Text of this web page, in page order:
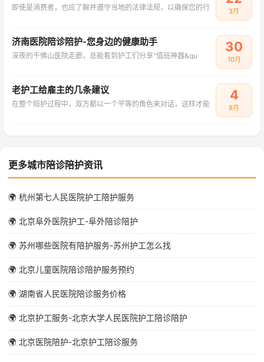
即使是消费者，也应了解并遵守当地的法律法规，以确保您的行 3月
济南医院陪诊陪护-您身边的健康助手
深夜的千佛山医院走廊，总能看到护工们分享"值班神器&qu
30
10月
老护工给雇主的几条建议
在整个陪护过程中，双方都以一个平等的角色来对话，这样才能
4
8月
更多城市陪诊陪护资讯
🌍 杭州第七人民医院护工陪护服务
🌍 北京阜外医院护工-阜外陪诊陪护
🌍 苏州哪些医院有陪护服务-苏州护工怎么找
🌍 北京儿童医院陪诊陪护服务预约
🌍 湖南省人民医院陪诊服务价格
🌍 北京护工服务-北京大学人民医院护工陪诊陪护
🌍 北京医院陪护-北京护工陪诊服务